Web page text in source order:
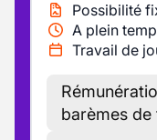
Possibilité
A plein
Travail de
barèmes